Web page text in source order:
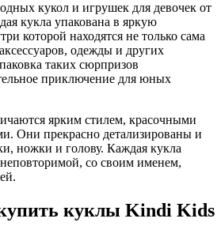
кукол и игрушек для девочек от
кукла упакована в яркую
которой находятся не только сама
одежды и других
таких сюрпризов
приключение для юных
ярким стилем, красочными
Они прекрасно детализированы и
ножки и голову. Каждая кукла
со своим именем,
куклы Kindi Kids